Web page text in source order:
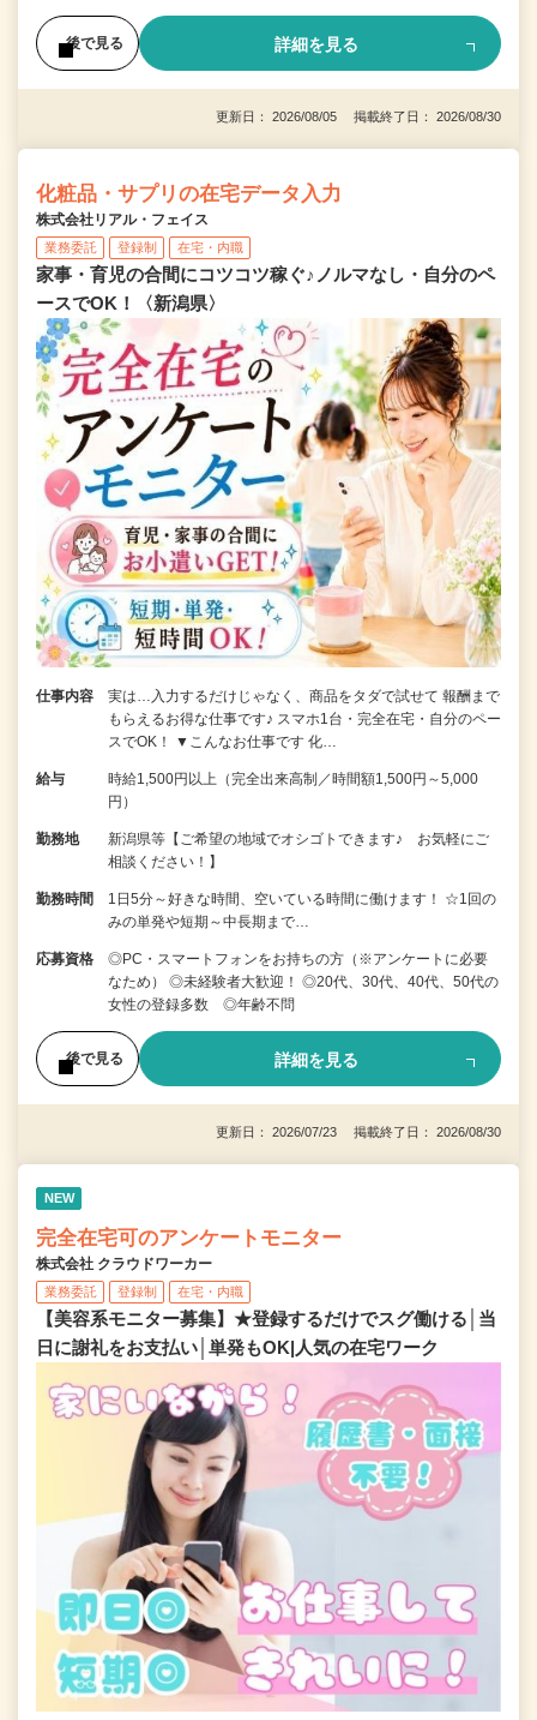
後で見る 詳細を見る
更新日： 2026/08/05 掲載終了日： 2026/08/30
化粧品・サプリの在宅データ入力
株式会社リアル・フェイス
業務委託 登録制 在宅・内職
家事・育児の合間にコツコツ稼ぐ♪ノルマなし・自分のペ
ースでOK！〈新潟県〉
仕事内容
実は…入力するだけじゃなく、商品をタダで試せて 報酬まで
もらえるお得な仕事です♪ スマホ1台・完全在宅・自分のペー
スでOK！ ▼こんなお仕事です 化…
給与
時給1,500円以上（完全出来高制／時間額1,500円～5,000
円）
勤務地
新潟県等【ご希望の地域でオシゴトできます♪ お気軽にご
相談ください！】
勤務時間
1日5分～好きな時間、空いている時間に働けます！ ☆1回の
みの単発や短期～中長期まで…
応募資格
◎PC・スマートフォンをお持ちの方（※アンケートに必要
なため） ◎未経験者大歓迎！ ◎20代、30代、40代、50代の
女性の登録多数 ◎年齢不問
後で見る 詳細を見る
更新日： 2026/07/23 掲載終了日： 2026/08/30
NEW
完全在宅可のアンケートモニター
株式会社 クラウドワーカー
業務委託 登録制 在宅・内職
【美容系モニター募集】★登録するだけでスグ働ける│当
日に謝礼をお支払い│単発もOK|人気の在宅ワーク